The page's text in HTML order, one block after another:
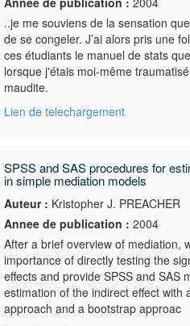
..je me souviens de la sensation
de se congeler. J’ai alors pris une
ces étudiants le manuel de stats
lorsque j'étais moi-même
maudite.
Lien de telechargement
SPSS and SAS procedures for
in simple mediation models
Auteur : Kristopher J. PREACHER
Annee de publication : 2004
After a brief overview of mediation,
importance of directly testing the
effects and provide SPSS and SAS
estimation of the indirect effect with
approach and a bootstrap approac